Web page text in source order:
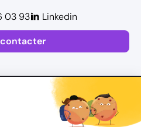
contacter
03 93 Linkedin